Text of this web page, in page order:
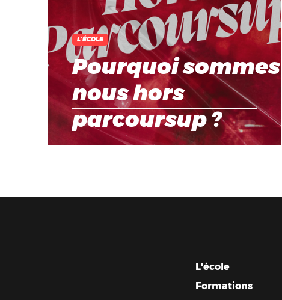
Pourquoi sommes-
nous hors
parcoursup ?
L'ÉCOLE
L'école
Formations